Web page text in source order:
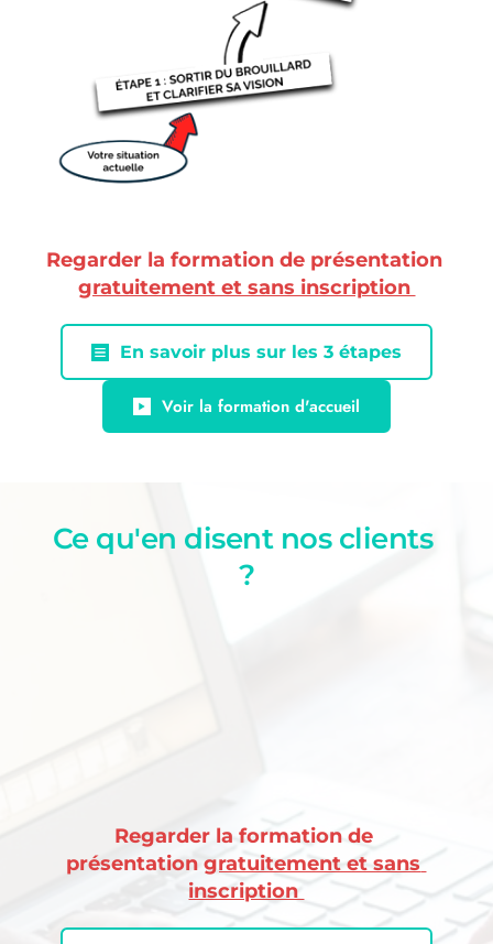
Regarder la formation de présentation
gratuitement et sans inscription
En savoir plus sur les 3 étapes
Voir la formation d'accueil
Ce qu'en disent nos clients
?
Regarder la formation de
présentation gratuitement et sans
inscription